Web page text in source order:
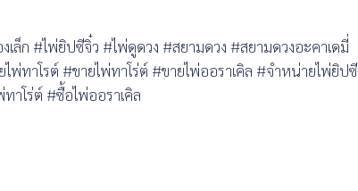
ล็ก #ไพ่ยิปซีจิ๋ว #ไพ่ดูดวง #สยามดวง #สยามดวงอะคาเดมี่
ทาโรต์ #ขายไพ่ทาโร่ต์ #ขายไพ่ออราเคิล #จำหน่ายไพ่ยิปซี
าโร่ต์ #ซื้อไพ่ออราเคิล